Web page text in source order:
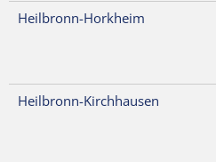
Heilbronn-Horkheim
Heilbronn-Kirchhausen